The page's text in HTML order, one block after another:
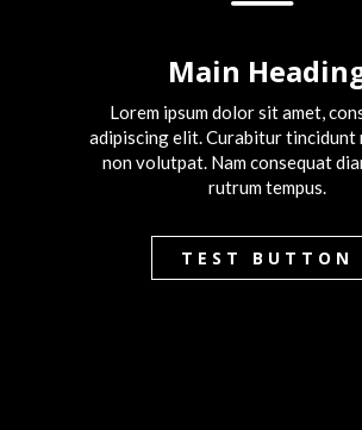
Main
Lorem ipsum dolor sit amet,
adipiscing elit. Curabitur tincidunt
non volutpat. Nam consequat
rutrum tempus.
TEST BUTTON